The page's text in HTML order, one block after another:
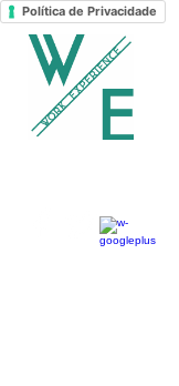
Política de Privacidade